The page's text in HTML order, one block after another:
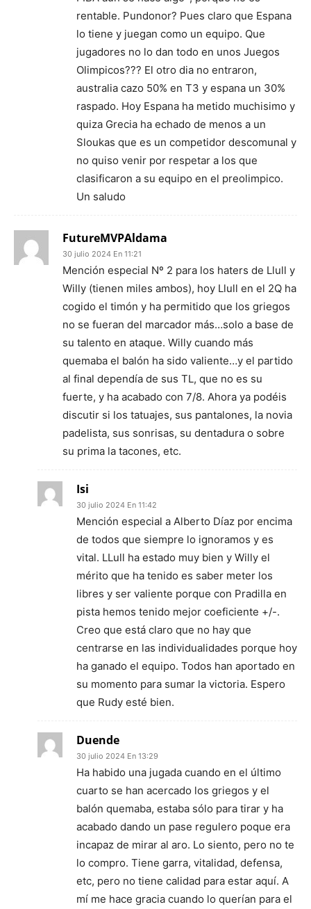
rentable. Pundonor? Pues claro que Espana
lo tiene y juegan como un equipo. Que
jugadores no lo dan todo en unos Juegos
Olimpicos??? El otro dia no entraron,
australia cazo 50% en T3 y espana un 30%
raspado. Hoy Espana ha metido muchisimo y
quiza Grecia ha echado de menos a un
Sloukas que es un competidor descomunal y
no quiso venir por respetar a los que
clasificaron a su equipo en el preolimpico.
Un saludo
FutureMVPAldama
30 julio 2024 En 11:21
Mención especial Nº 2 para los haters de Llull y
Willy (tienen miles ambos), hoy Llull en el 2Q ha
cogido el timón y ha permitido que los griegos
no se fueran del marcador más…solo a base de
su talento en ataque. Willy cuando más
quemaba el balón ha sido valiente…y el partido
al final dependía de sus TL, que no es su
fuerte, y ha acabado con 7/8. Ahora ya podéis
discutir si los tatuajes, sus pantalones, la novia
padelista, sus sonrisas, su dentadura o sobre
su prima la tacones, etc.
Isi
30 julio 2024 En 11:42
Mención especial a Alberto Díaz por encima
de todos que siempre lo ignoramos y es
vital. LLull ha estado muy bien y Willy el
mérito que ha tenido es saber meter los
libres y ser valiente porque con Pradilla en
pista hemos tenido mejor coeficiente +/-.
Creo que está claro que no hay que
centrarse en las individualidades porque hoy
ha ganado el equipo. Todos han aportado en
su momento para sumar la victoria. Espero
que Rudy esté bien.
Duende
30 julio 2024 En 13:29
Ha habido una jugada cuando en el último
cuarto se han acercado los griegos y el
balón quemaba, estaba sólo para tirar y ha
acabado dando un pase regulero poque era
incapaz de mirar al aro. Lo siento, pero no te
lo compro. Tiene garra, vitalidad, defensa,
etc, pero no tiene calidad para estar aquí. A
mí me hace gracia cuando lo querían para el